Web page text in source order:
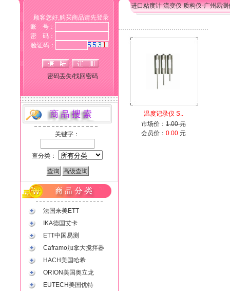
顾客您好,购买商品请先登录
账 号：
密 码：
验证码：
密码丢失/找回密码
关键字：
查分类：
法国来美ETT
IKA德国艾卡
ETT中国易测
Caframo加拿大搅拌器
HACH美国哈希
ORION美国奥立龙
EUTECH美国优特
进口粘度计 流变仪 质构仪-广州易
温度记录仪 S..
市场价： 1.00 元
会员价： 0.00 元